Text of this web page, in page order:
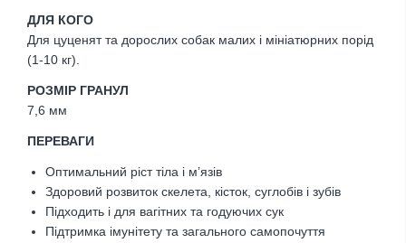
ДЛЯ КОГО
Для цуценят та дорослих собак малих і мініатюрних порід
(1-10 кг).
РОЗМІР ГРАНУЛ
7,6 мм
ПЕРЕВАГИ
Оптимальний ріст тіла і м’язів
Здоровий розвиток скелета, кісток, суглобів і зубів
Підходить і для вагітних та годуючих сук
Підтримка імунітету та загального самопочуття